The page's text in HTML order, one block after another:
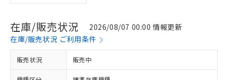
在庫/販売状況
2026/08/07 00:00 情報更新
在庫/販売状況 ご利用条件
販売状況 販売中